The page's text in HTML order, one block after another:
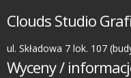
Clouds Studio
ul. Składowa 7 lok. 107
Wyceny /